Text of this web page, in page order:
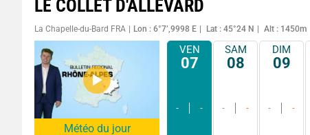
LE COLLET D'ALLEVARD
La Chapelle-du-Bard FRA Lon : 6°7’,9998 E Lat : 45°24 N Alt : 1450m
Météo du jour
VEN
07
- -
SAM
08
- -
DIM
09
- -